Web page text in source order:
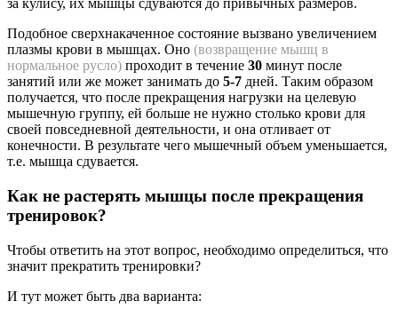
за кулису, их мышцы сдуваются до привычных размеров.
Подобное сверхнакаченное состояние вызвано увеличением
плазмы крови в мышцах. Оно (возвращение мышц в
нормальное русло) проходит в течение 30 минут после
занятий или же может занимать до 5-7 дней. Таким образом
получается, что после прекращения нагрузки на целевую
мышечную группу, ей больше не нужно столько крови для
своей повседневной деятельности, и она отливает от
конечности. В результате чего мышечный объем уменьшается,
т.е. мышца сдувается.
Как не растерять мышцы после прекращения
тренировок?
Чтобы ответить на этот вопрос, необходимо определиться, что
значит прекратить тренировки?
И тут может быть два варианта: